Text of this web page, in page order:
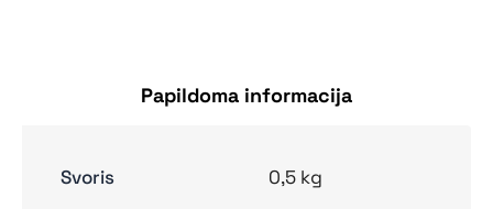
Papildoma informacija
Svoris 0,5 kg